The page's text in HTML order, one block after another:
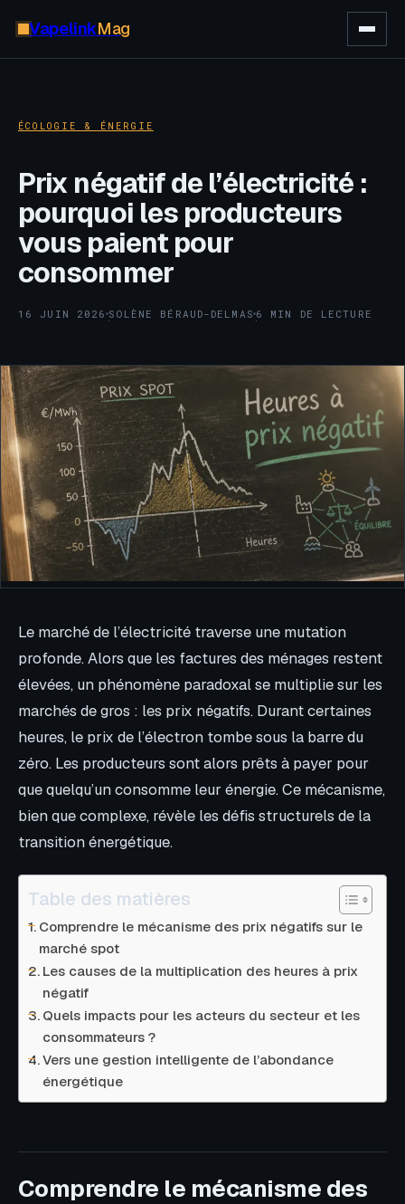
VapelinkMag
ÉCOLOGIE & ÉNERGIE
Prix négatif de l’électricité :
pourquoi les producteurs
vous paient pour
consommer
16 JUIN 2026·SOLÈNE BÉRAUD-DELMAS ·
6 MIN DE LECTURE
Le marché de l’électricité traverse une mutation
profonde. Alors que les factures des ménages restent
élevées, un phénomène paradoxal se multiplie sur les
marchés de gros : les prix négatifs. Durant certaines
heures, le prix de l’électron tombe sous la barre du
zéro. Les producteurs sont alors prêts à payer pour
que quelqu’un consomme leur énergie. Ce mécanisme,
bien que complexe, révèle les défis structurels de la
transition énergétique.
Table des matières
Comprendre le mécanisme des prix négatifs sur le
marché spot
Les causes de la multiplication des heures à prix
négatif
Quels impacts pour les acteurs du secteur et les
consommateurs ?
Vers une gestion intelligente de l’abondance
énergétique
Comprendre le mécanisme des